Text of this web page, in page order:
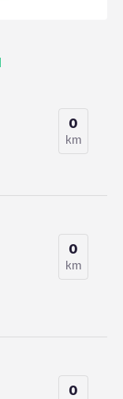
0
km
0
km
0